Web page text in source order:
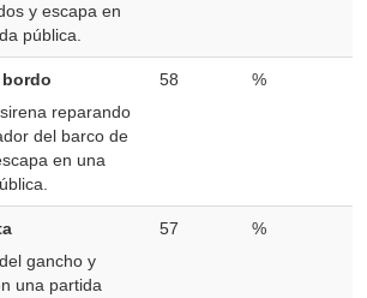
y escapa en
pública.
reparando
del barco de
en una
58 %
gancho y
una partida
57 %